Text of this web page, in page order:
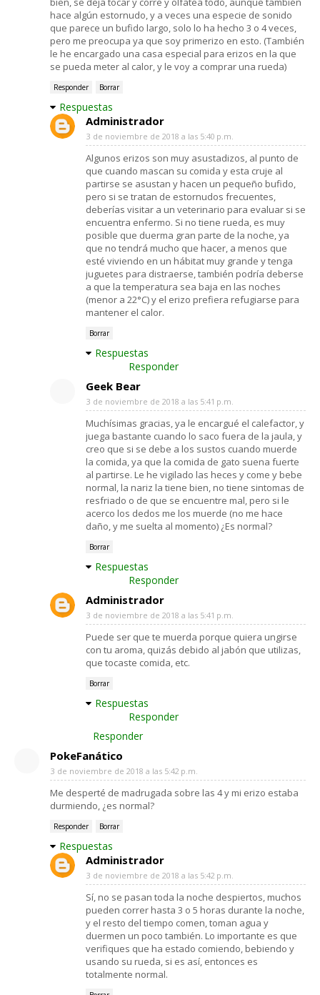
hace algún estornudo, y a veces una especie de sonido
que parece un bufido largo, solo lo ha hecho 3 o 4 veces,
pero me preocupa ya que soy primerizo en esto. (También
le he encargado una casa especial para erizos en la que
se pueda meter al calor, y le voy a comprar una rueda)
Responder Borrar
Respuestas
Administrador
3 de noviembre de 2018 a las 5:40 p.m.
Algunos erizos son muy asustadizos, al punto de
que cuando mascan su comida y esta cruje al
partirse se asustan y hacen un pequeño bufido,
pero si se tratan de estornudos frecuentes,
deberías visitar a un veterinario para evaluar si se
encuentra enfermo. Si no tiene rueda, es muy
posible que duerma gran parte de la noche, ya
que no tendrá mucho que hacer, a menos que
esté viviendo en un hábitat muy grande y tenga
juguetes para distraerse, también podría deberse
a que la temperatura sea baja en las noches
(menor a 22°C) y el erizo prefiera refugiarse para
mantener el calor.
Borrar
Respuestas
Responder
Geek Bear
3 de noviembre de 2018 a las 5:41 p.m.
Muchísimas gracias, ya le encargué el calefactor, y
juega bastante cuando lo saco fuera de la jaula, y
creo que si se debe a los sustos cuando muerde
la comida, ya que la comida de gato suena fuerte
al partirse. Le he vigilado las heces y come y bebe
normal, la nariz la tiene bien, no tiene sintomas de
resfriado o de que se encuentre mal, pero si le
acerco los dedos me los muerde (no me hace
daño, y me suelta al momento) ¿Es normal?
Borrar
Respuestas
Responder
Administrador
3 de noviembre de 2018 a las 5:41 p.m.
Puede ser que te muerda porque quiera ungirse
con tu aroma, quizás debido al jabón que utilizas,
que tocaste comida, etc.
Borrar
Respuestas
Responder
Responder
PokeFanático
3 de noviembre de 2018 a las 5:42 p.m.
Me desperté de madrugada sobre las 4 y mi erizo estaba
durmiendo, ¿es normal?
Responder Borrar
Respuestas
Administrador
3 de noviembre de 2018 a las 5:42 p.m.
Sí, no se pasan toda la noche despiertos, muchos
pueden correr hasta 3 o 5 horas durante la noche,
y el resto del tiempo comen, toman agua y
duermen un poco también. Lo importante es que
verifiques que ha estado comiendo, bebiendo y
usando su rueda, si es así, entonces es
totalmente normal.